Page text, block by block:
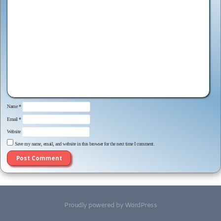
Name*
Email*
Website
Save my name, email, and website in this browser for the next time I comment.
Proudly powered by WordPress